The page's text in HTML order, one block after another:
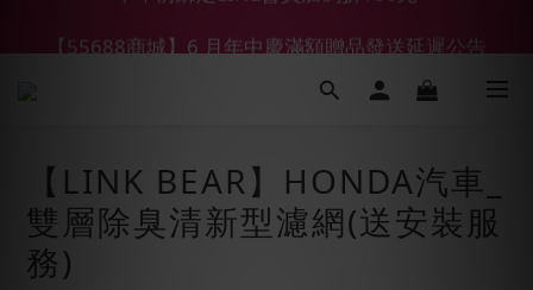
【鑽石熊/金熊新客首購限定】優惠搭車金
【LINK BEAR】HONDA汽車_
雙層除臭清新型濾網(送安裝服
務)